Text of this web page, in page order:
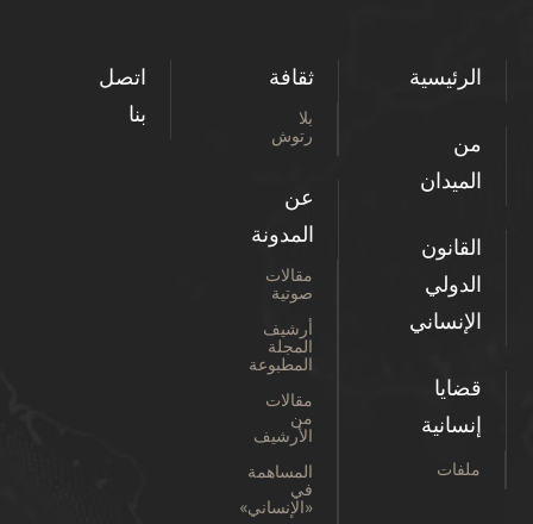
الرئيسية
من
الميدان
القانون
الدولي
الإنساني
قضايا
إنسانية
ملفات
ثقافة
بلا
رتوش
عن
المدونة
مقالات
صوتية
أرشيف
المجلة
المطبوعة
مقالات
من
الأرشيف
المساهمة
في
«الإنساني»
اتصل
بنا